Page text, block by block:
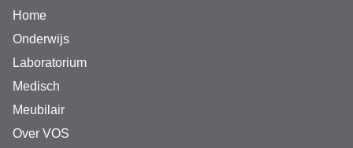
Home
Onderwijs
Laboratorium
Medisch
Meubilair
Over VOS